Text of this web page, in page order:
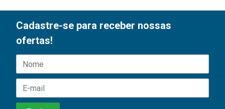
Cadastre-se para receber nossas
ofertas!